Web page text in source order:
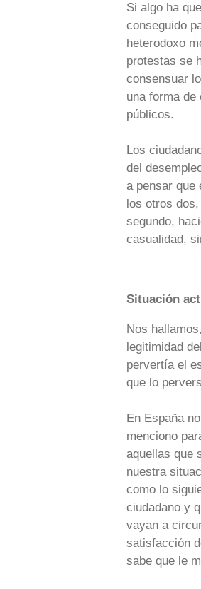
Si algo ha
conseguido
heterodoxo
protestas se
consensuar
una forma
públicos.
Los
del
a pensar que
los otros
segundo,
casualidad,
Situación
Nos
legitimidad
pervertía el
que lo
En España
menciono
aquellas que
nuestra
como lo
ciudadano y
vayan a
satisfacción
sabe que le